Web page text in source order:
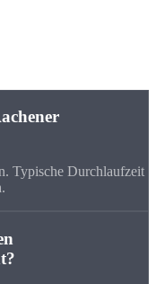
Typische Durchlaufzeit